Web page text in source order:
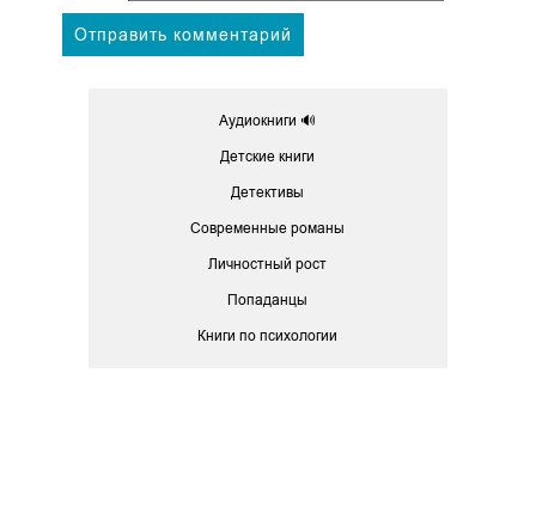
Аудиокниги 🔊
Детские книги
Детективы
Современные романы
Личностный рост
Попаданцы
Книги по психологии